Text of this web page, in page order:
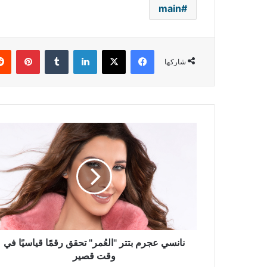
main
شاركها
فيسبوك ‫X لينكدإن
قصيرنانسي عجرم بتتر "العُمر" تحقق رقمًا قياسيًا في
وقت قصير